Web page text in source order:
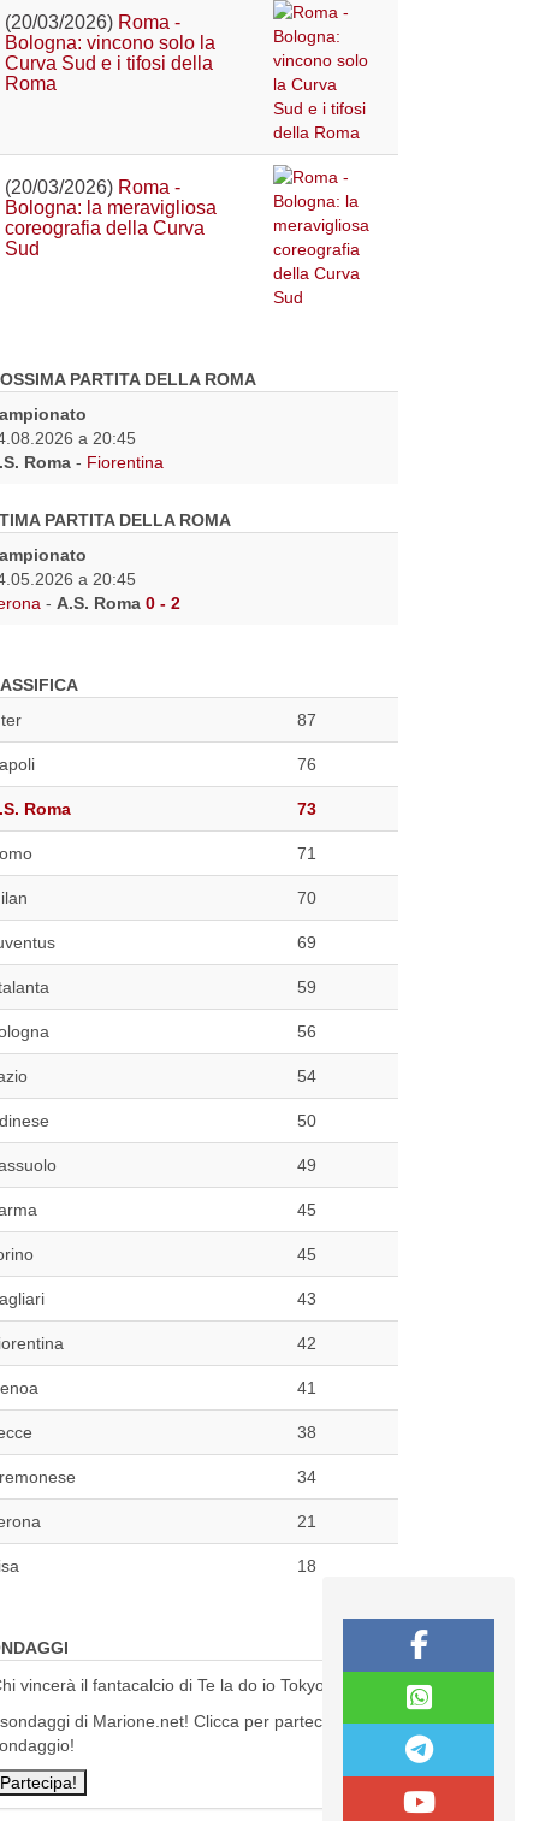
(20/03/2026) Roma -
Bologna: vincono solo la
Curva Sud e i tifosi della
Roma
(20/03/2026) Roma -
Bologna: la meravigliosa
coreografia della Curva
Sud
PARTITA DELLA ROMA
a 20:45
Roma - Fiorentina
PARTITA DELLA ROMA
a 20:45
- A.S. Roma 0 - 2
87
76
Roma 73
71
70
69
59
56
54
50
49
45
45
43
42
41
38
34
21
18
vincerà il fantacalcio di Te la do io Tokyo?
di Marione.net! Clicca per partecipare al